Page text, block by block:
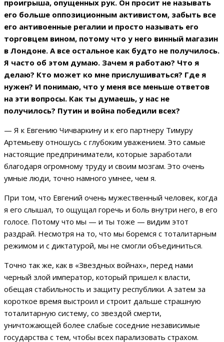
проигрыша, опущенных рук. Он просит не называть
его больше оппозиционным активистом, забыть все
его антивоенные регалии и просто называть его
торговцем вином, потому что у него винный магазин
в Лондоне. А все остальное как будто не получилось.
Я часто об этом думаю. Зачем я работаю? Что я
делаю? Кто может ко мне прислушиваться? Где я
нужен? И понимаю, что у меня все меньше ответов
на эти вопросы. Как ты думаешь, у нас не
получилось? Путин и война победили всех?
— Я к Евгению Чичваркину и к его партнеру Тимуру
Артемьеву отношусь с глубоким уважением. Это самые
настоящие предприниматели, которые заработали
благодаря огромному труду и своим мозгам. Это очень
умные люди, точно намного умнее, чем я.
При том, что Евгений очень мужественный человек, когда
я его слышал, то ощущал горечь и боль внутри него, в его
голосе. Потому что мы — и ты тоже — видим этот
раздрай. Несмотря на то, что мы боремся с тоталитарным
режимом и с диктатурой, мы не смогли объединиться.
Точно так же, как в «Звездных войнах», перед нами
черный злой император, который пришел к власти,
обещая стабильность и защиту республики. А затем за
короткое время выстроил и строит дальше страшную
тоталитарную систему, со звездой смерти,
уничтожающей более слабые соседние независимые
государства с тем, чтобы всех парализовать страхом.